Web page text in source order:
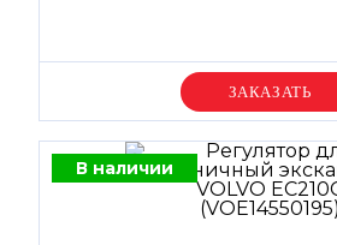
Уточняйте цену
В наличии